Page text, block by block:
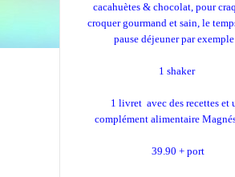
cacahuètes & chocolat, pour
croquer gourmand et sain, le
pause déjeuner par
1 shaker
1 livret avec des recettes et
complément alimentaire
39.90 + port